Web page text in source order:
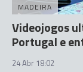
MADEIRA
Videojogos
Portugal e
24 Abr 18:02